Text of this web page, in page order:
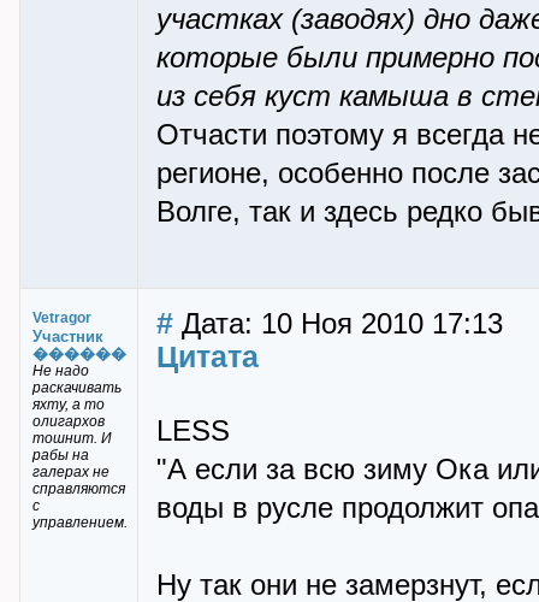
участках (заводях) дно
которые были примерно
из себя куст камыша в
Отчасти поэтому я всегда
регионе, особенно после
Волге, так и здесь редко
Vetragor
Участник
������
Не надо
раскачивать
яхту, а то
олигархов
тошнит. И
рабы на
галерах не
справляются
с
управлением.
# Дата: 10 Ноя 2010 17:13
Цитата
LESS
"А если за всю зиму Ока
воды в русле продолжит
Ну так они не замерзнут,